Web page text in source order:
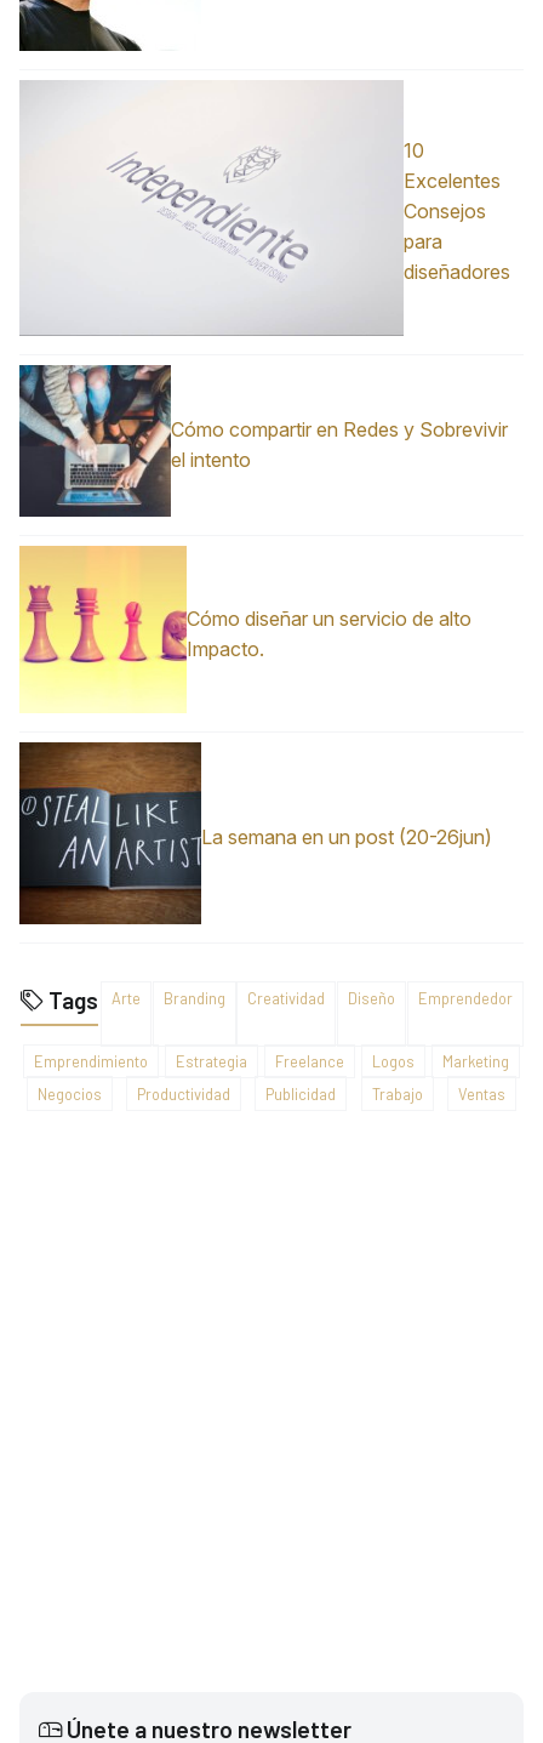
10
Excelentes
Consejos
para
diseñadores
Cómo compartir en Redes y Sobrevivir
el intento
Cómo diseñar un servicio de alto
Impacto.
La semana en un post (20-26jun)
Tags Arte Branding Creatividad Diseño Emprendedor
Emprendimiento Estrategia Freelance Logos
Marketing
Negocios
Productividad Publicidad Trabajo Ventas
Únete a nuestro newsletter